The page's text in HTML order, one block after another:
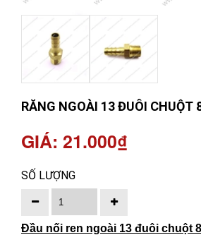
RĂNG NGOÀI 13 ĐUÔI CHUỘT
GIÁ: 21.000₫
SỐ LƯỢNG
Đầu nối ren ngoài 13 đuôi chuột